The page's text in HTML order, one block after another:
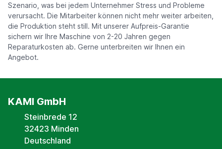
Szenario, was bei jedem Unternehmer Stress und Probleme
verursacht. Die Mitarbeiter können nicht mehr weiter arbeiten,
die Produktion steht still. Mit unserer Aufpreis-Garantie
sichern wir Ihre Maschine von 2-20 Jahren gegen
Reparaturkosten ab. Gerne unterbreiten wir Ihnen ein
Angebot.
KAMI GmbH
Steinbrede 12
32423 Minden
Deutschland